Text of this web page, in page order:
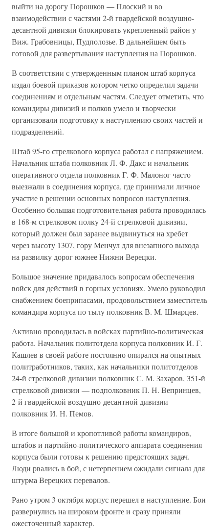
выйти на дорогу Порошков — Плоский и во
взаимодействии с частями 2-й гвардейской воздушно-
десантной дивизии блокировать укрепленный район у
Виж. Грабовницы, Пудполозье. В дальнейшем быть
готовой для развертывания наступления на Порошков.
В соответствии с утвержденным планом штаб корпуса
издал боевой приказов котором четко определил задачи
соединениям и отдельным частям. Следует отметить, что
командиры дивизий и полков умело и творчески
организовали подготовку к наступлению своих частей и
подразделений.
Штаб 95-го стрелкового корпуса работал с напряжением.
Начальник штаба полковник Л. Ф. Дакс и начальник
оперативного отдела полковник Г. Ф. Малоног часто
выезжали в соединения корпуса, где принимали личное
участие в решении основных вопросов наступления.
Особенно большая подготовительная работа проводилась
в 168-м стрелковом полку 24-й стрелковой дивизии,
который должен был заранее выдвинуться на хребет
через высоту 1307, гору Менчул для внезапного выхода
на развилку дорог южнее Нижни Верецки.
Большое значение придавалось вопросам обеспечения
войск для действий в горных условиях. Умело руководил
снабжением боеприпасами, продовольствием заместитель
командира корпуса по тылу полковник В. М. Шмарцев.
Активно проводилась в войсках партийно-политическая
работа. Начальник политотдела корпуса полковник И. Г.
Кашлев в своей работе постоянно опирался на опытных
политработников, таких, как начальники политотделов
24-й стрелковой дивизии полковник С. М. Захаров, 351-й
стрелковой дивизии — подполковник П. Н. Вепринцев,
2-й гвардейской воздушно-десантной дивизии —
полковник И. Н. Пемов.
В итоге большой и кропотливой работы командиров,
штабов и партийно-политического аппарата соединения
корпуса были готовы к решению предстоящих задач.
Люди рвались в бой, с нетерпением ожидали сигнала для
штурма Верецких перевалов.
Рано утром 3 октября корпус перешел в наступление. Бои
развернулись на широком фронте и сразу приняли
ожесточенный характер.